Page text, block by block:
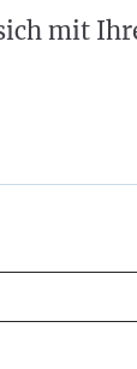
mit